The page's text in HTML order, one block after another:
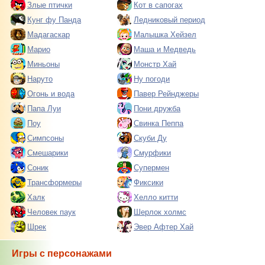
Злые птички
Кот в сапогах
Кунг фу Панда
Ледниковый период
Мадагаскар
Малышка Хейзел
Марио
Маша и Медведь
Миньоны
Монстр Хай
Наруто
Ну погоди
Огонь и вода
Павер Рейнджеры
Папа Луи
Пони дружба
Поу
Свинка Пеппа
Симпсоны
Скуби Ду
Смешарики
Смурфики
Соник
Супермен
Трансформеры
Фиксики
Халк
Хелло китти
Человек паук
Шерлок холмс
Шрек
Эвер Афтер Хай
Игры с персонажами